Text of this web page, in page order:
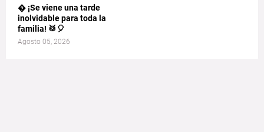
� ¡Se viene una tarde
inolvidable para toda la
familia! 🥁🎈
Agosto 05, 2026